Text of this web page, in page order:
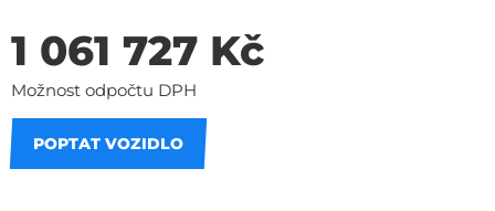
1 061 727 Kč
Možnost odpočtu DPH
POPTAT VOZIDLO